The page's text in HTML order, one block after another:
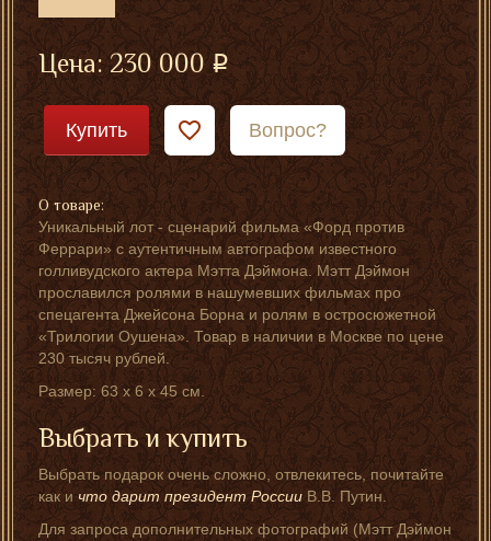
Цена:230 000
Купить Вопрос?
О товаре:
Уникальный лот - сценарий фильма «Форд против
Феррари» с аутентичным автографом известного
голливудского актера Мэтта Дэймона. Мэтт Дэймон
прославился ролями в нашумевших фильмах про
спецагента Джейсона Борна и ролям в остросюжетной
«Трилогии Оушена». Товар в наличии в Москве по цене
230 тысяч рублей.
Размер: 63 x 6 x 45 см.
Выбрать и купить
Выбрать подарок очень сложно, отвлекитесь, почитайте
как ичто дарит президент РоссииВ.В. Путин.
Для запроса дополнительных фотографий (Мэтт Дэймон